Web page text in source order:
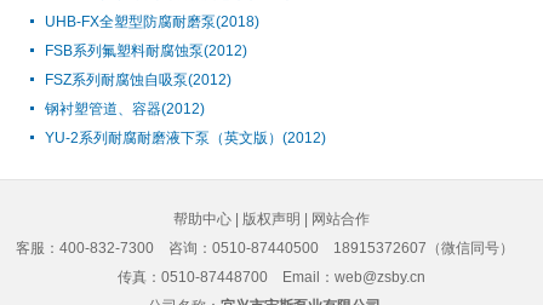
UHB-FX全塑型防腐耐磨泵(2018)
FSB系列氟塑料耐腐蚀泵(2012)
FSZ系列耐腐蚀自吸泵(2012)
钢衬塑管道、容器(2012)
YU-2系列耐腐耐磨液下泵（英文版）(2012)
帮助中心 版权声明
网站合作
客服：400-832-7300
咨询：0510-87440500 18915372607（微信同号）
传真：0510-87448700 Email：web@zsby.cn